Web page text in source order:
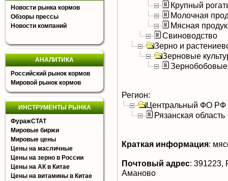
Новости рынка кормов
Обзоры прессы
Новости компаний
АНАЛИТИКА
Российский рынок кормов
Мировой рынок кормов
ИНСТРУМЕНТЫ РЫНКА
ФуражСТАТ
Мировые биржи
Мировые цены
Цены на масличные
Цены на зерно в России
Цены на АК в Китае
Цены на витамины в Китае
Крупный
Молочная
Мясная
Свиноводство
Зерно и
Зерновые
Зернобобовые
Регион:
Центральный ФО РФ
Рязанская область
Краткая информация:
Почтовый адрес: 391223,
Аманово